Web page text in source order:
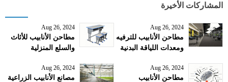
المشاركات الأخيرة
Aug 26, 2024
مطاحن الأنابيب للترفيه
ومعدات اللياقة البدنية
والطويل الأمد
Aug 26, 2024
مطاحن الأنابيب للأثاث
والسلع المنزلية
والمتينة
Aug 26, 2024
مطاحن الأنابيب
Aug 26, 2024
مصانع الأنابيب الزراعية